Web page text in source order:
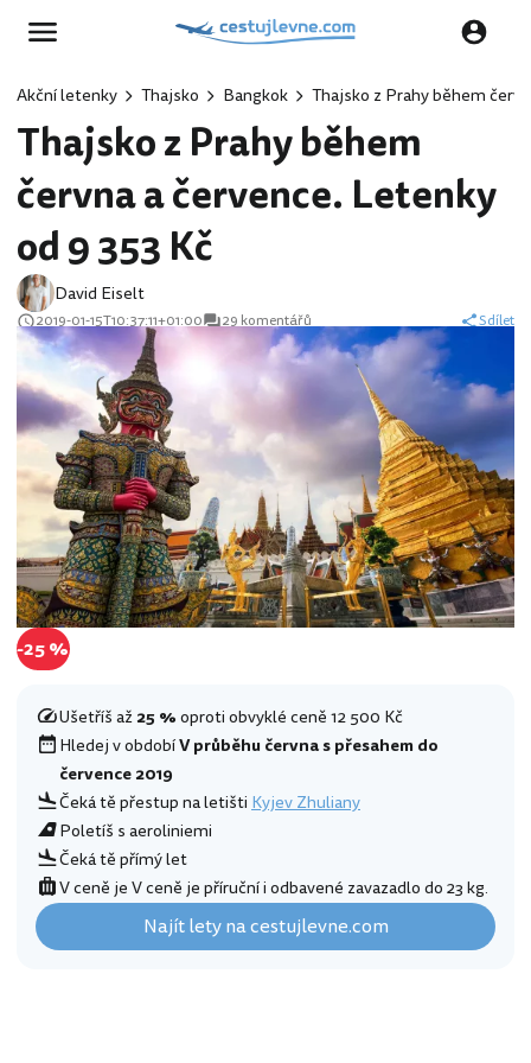
Akční letenky Thajsko Bangkok Thajsko z Prahy během
Thajsko z Prahy během
června a července. Letenky
od 9 353 Kč
David Eiselt
2019-01-15T10:37:11+01:00 29 komentářů Sdílet
-25 %
Ušetříš až25 %oproti obvyklé ceně 12 500 Kč
Hledej v obdobíV průběhu června s přesahem do
července 2019
Čeká tě přestup na letištiKyjev Zhuliany
Poletíš s aeroliniemi
Čeká tě přímý let
V ceně je V ceně je příruční i odbavené zavazadlo do 23 kg.
Najít lety na cestujlevne.com